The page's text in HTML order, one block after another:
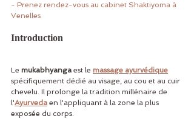
- Prenez rendez-vous au cabinet Shaktiyoma à
Venelles
Introduction
Le mukabhyanga est le massage ayurvédique
spécifiquement dédié au visage, au cou et au cuir
chevelu. Il prolonge la tradition millénaire de
l'Ayurveda en l'appliquant à la zone la plus
exposée du corps.